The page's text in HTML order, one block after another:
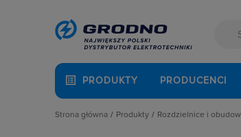
PRODUKTY PRODUCENCI
Strona główna
Produkty
Rozdzielnice i